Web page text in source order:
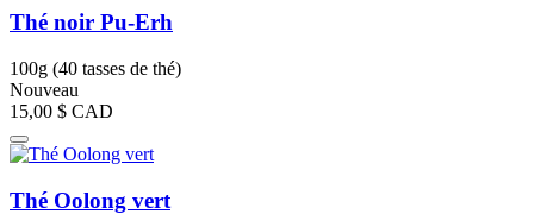
Thé noir Pu-Erh
100g (40 tasses de thé)
Nouveau
15,00 $ CAD
Thé Oolong vert